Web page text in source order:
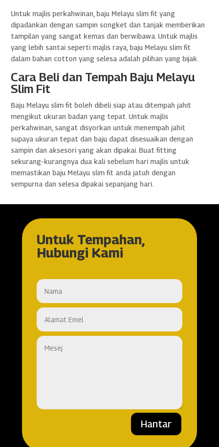
Untuk majlis perkahwinan, baju Melayu slim fit yang
dipadankan dengan sampin songket dan tanjak memberikan
tampilan yang sangat kemas dan berwibawa. Untuk majlis
yang lebih santai seperti majlis raya, baju Melayu slim fit
dalam bahan cotton yang selesa adalah pilihan yang bijak.
Cara Beli dan Tempah Baju Melayu
Slim Fit
Baju Melayu slim fit boleh dibeli siap atau ditempah jahit
mengikut ukuran badan yang tepat. Untuk majlis
perkahwinan, sangat disyorkan untuk menempah jahit
supaya ukuran tepat dan baju dapat disesuaikan dengan
sampin dan aksesori yang akan dipakai. Buat fitting
sekurang-kurangnya dua kali sebelum hari majlis untuk
memastikan baju Melayu slim fit anda jatuh dengan
sempurna dan selesa dipakai sepanjang hari.
Untuk Tempahan,
Hubungi Kami
Hantar